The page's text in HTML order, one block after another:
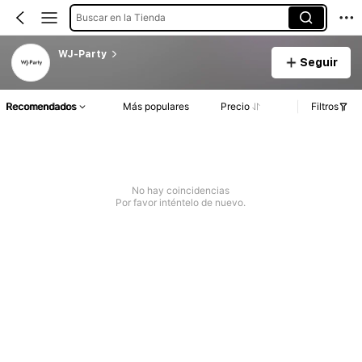
Buscar en la Tienda
WJ-Party
Seguir
Recomendados Más populares Precio Filtros
No hay coincidencias
Por favor inténtelo de nuevo.